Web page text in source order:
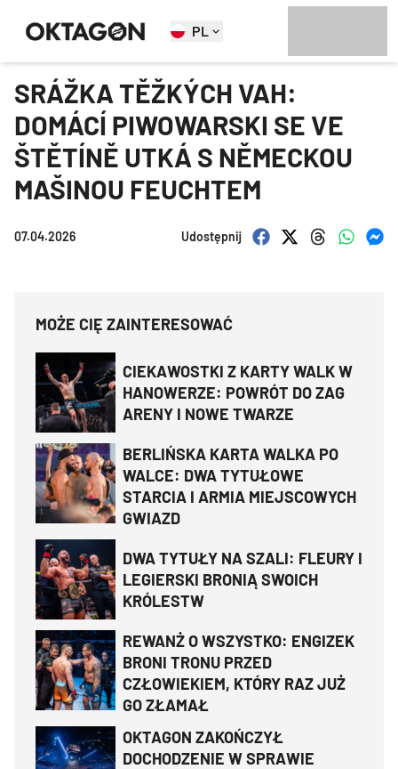
PL
SRÁŽKA TĚŽKÝCH VAH:
DOMÁCÍ PIWOWARSKI SE VE
ŠTĚTÍNĚ UTKÁ S NĚMECKOU
MAŠINOU FEUCHTEM
07.04.2026 Udostępnij
MOŻE CIĘ ZAINTERESOWAĆ
CIEKAWOSTKI Z KARTY WALK W
HANOWERZE: POWRÓT DO ZAG
ARENY I NOWE TWARZE
BERLIŃSKA KARTA WALKA PO
WALCE: DWA TYTUŁOWE
STARCIA I ARMIA MIEJSCOWYCH
GWIAZD
DWA TYTUŁY NA SZALI: FLEURY I
LEGIERSKI BRONIĄ SWOICH
KRÓLESTW
REWANŻ O WSZYSTKO: ENGIZEK
BRONI TRONU PRZED
CZŁOWIEKIEM, KTÓRY RAZ JUŻ
GO ZŁAMAŁ
OKTAGON ZAKOŃCZYŁ
DOCHODZENIE W SPRAWIE